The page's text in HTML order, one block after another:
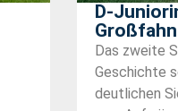
D-
Das zweite
Geschichte
deutlichen